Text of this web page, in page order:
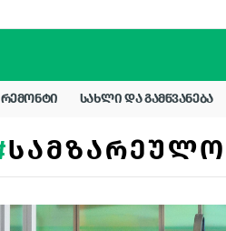
ᲠᲔᲛᲝᲜᲢᲘ ᲡᲐᲮᲚᲘ ᲓᲐ ᲒᲐᲛᲬᲕᲐᲜᲔᲑᲐ